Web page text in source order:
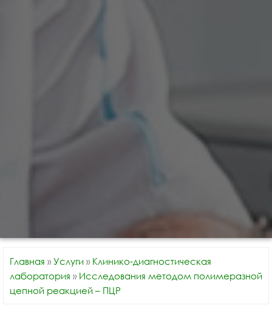
Главная » Услуги » Клинико-диагностическая
лаборатория » Исследования методом полимеразной
цепной реакцией – ПЦР